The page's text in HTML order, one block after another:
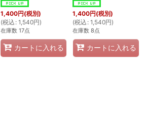
1,400円(税別)
(税込 : 1,540円)
在庫数 17点
カートに入れる
1,400円(税別)
(税込 : 1,540円)
在庫数 8点
カートに入れる